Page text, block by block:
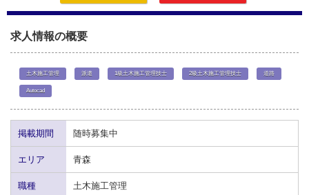
求人情報の概要
土木施工管理 派遣 1級土木施工管理技士 2級土木施工管理技士 道路
Autocad
掲載期間 随時募集中
エリア 青森
職種 土木施工管理